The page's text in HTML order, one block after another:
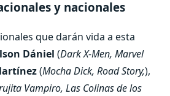
y nacionales
que darán vida a esta
Dániel (Dark X-Men, Marvel
(Mocha Dick, Road Story,),
Vampiro, Las Colinas de los